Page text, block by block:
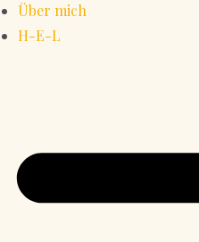
Über mich
H-E-L